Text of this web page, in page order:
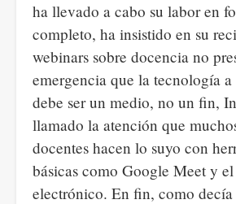
ha llevado a cabo su labor en
completo, ha insistido en su
webinars sobre docencia no
emergencia que la tecnología a
debe ser un medio, no un fin,
llamado la atención que
docentes hacen lo suyo con
básicas como Google Meet y
electrónico. En fin, como